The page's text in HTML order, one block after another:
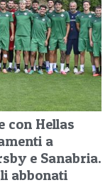
con Hellas
a
e Sanabria.
abbonati